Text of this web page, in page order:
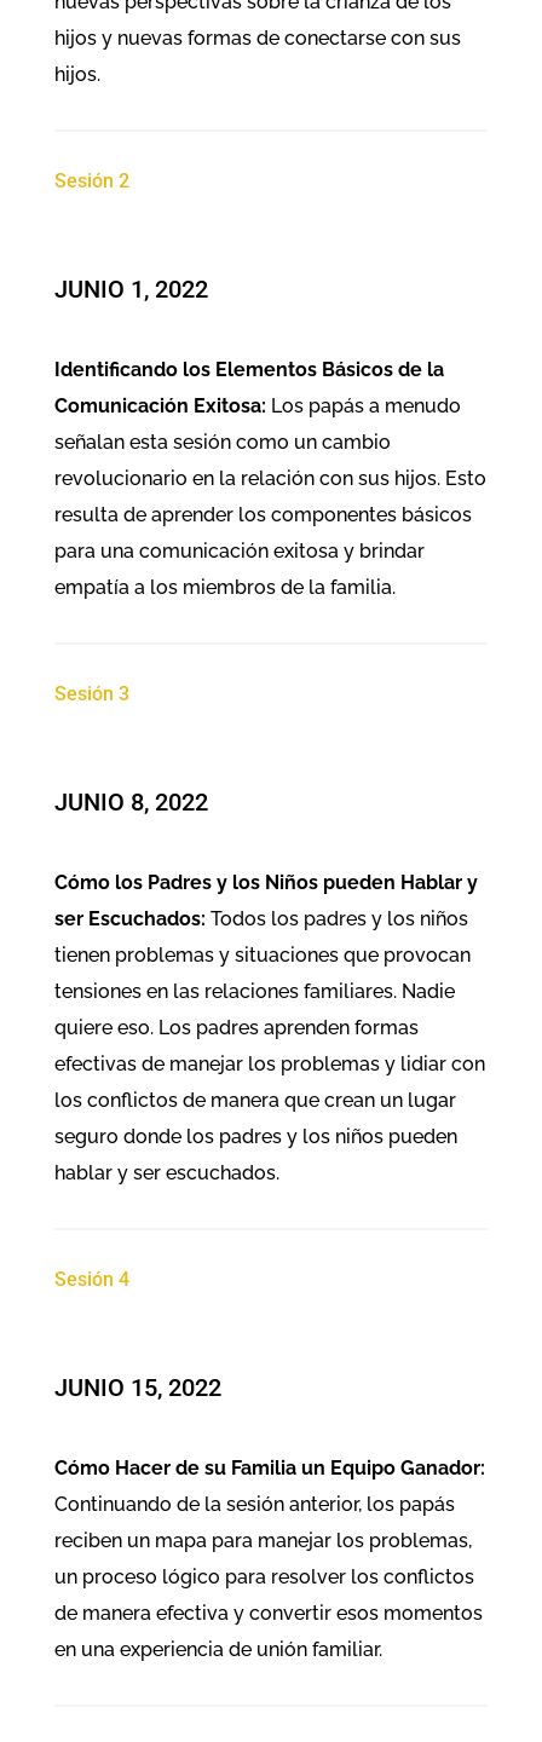
hijos y nuevas formas de conectarse con sus
hijos.
Sesión 2
JUNIO 1, 2022
Identificando los Elementos Básicos de la
Comunicación Exitosa: Los papás a menudo
señalan esta sesión como un cambio
revolucionario en la relación con sus hijos. Esto
resulta de aprender los componentes básicos
para una comunicación exitosa y brindar
empatía a los miembros de la familia.
Sesión 3
JUNIO 8, 2022
Cómo los Padres y los Niños pueden Hablar y
ser Escuchados: Todos los padres y los niños
tienen problemas y situaciones que provocan
tensiones en las relaciones familiares. Nadie
quiere eso. Los padres aprenden formas
efectivas de manejar los problemas y lidiar con
los conflictos de manera que crean un lugar
seguro donde los padres y los niños pueden
hablar y ser escuchados.
Sesión 4
JUNIO 15, 2022
Cómo Hacer de su Familia un Equipo Ganador:
Continuando de la sesión anterior, los papás
reciben un mapa para manejar los problemas,
un proceso lógico para resolver los conflictos
de manera efectiva y convertir esos momentos
en una experiencia de unión familiar.